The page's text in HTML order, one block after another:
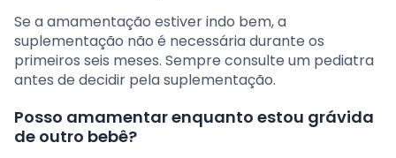
Se a amamentação estiver indo bem, a
suplementação não é necessária durante os
primeiros seis meses. Sempre consulte um pediatra
antes de decidir pela suplementação.
Posso amamentar enquanto estou grávida
de outro bebê?